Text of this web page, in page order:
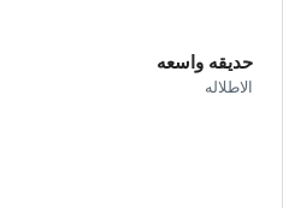
حديقه واسعه
الاطلاله